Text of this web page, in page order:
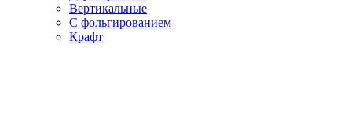
Вертикальные
С фольгированием
Крафт